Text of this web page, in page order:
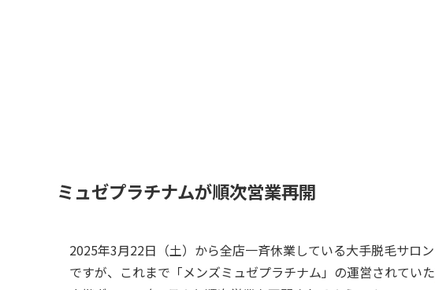
ミュゼプラチナムが順次営業再開
2025年3月22日（土）から全店一斉休業している大手脱毛サロン
ですが、これまで「メンズミュゼプラチナム」の運営されていた